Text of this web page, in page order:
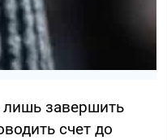
лишь завершить
счет до